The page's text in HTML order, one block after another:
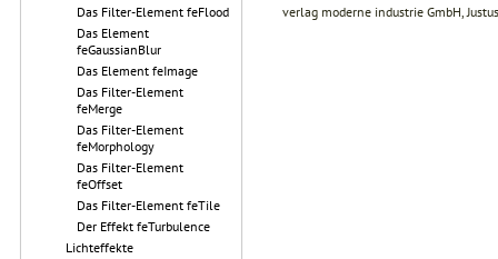
Das Filter-Element feFlood
Das Element
feGaussianBlur
Das Element feImage
Das Filter-Element
feMerge
Das Filter-Element
feMorphology
Das Filter-Element
feOffset
Das Filter-Element feTile
Der Effekt feTurbulence
Lichteffekte
verlag moderne industrie GmbH,